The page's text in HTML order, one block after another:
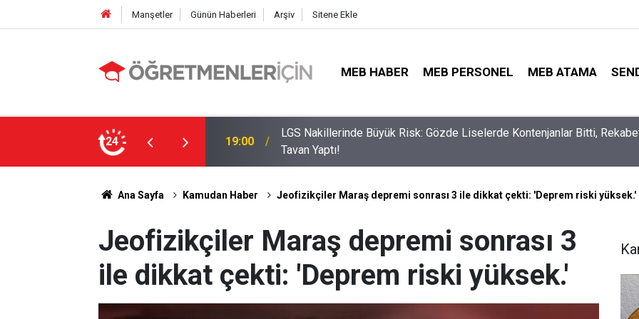
Manşetler Günün Haberleri Arşiv Sitene Ekle
MEB HABER MEB PERSONEL MEB ATAMA
24
Liselerde Kontenjanlar Bitti, Rekabet
09:05 İlçe Milli Eğitim Müdürü Ataması Yapıldı
Ana Sayfa Kamudan Haber Jeofizikçiler Maraş depremi sonrası 3 ile dikkat çekti: 'Deprem riski yüksek.'
Jeofizikçiler Maraş depremi sonrası 3
ile dikkat çekti: 'Deprem riski yüksek.'